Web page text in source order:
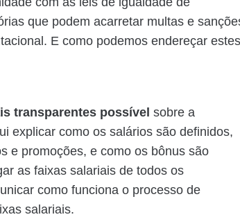
que podem acarretar multas e
E como podemos endereçar estes
transparentes possível sobre a
explicar como os salários são definidos,
e promoções, e como os bônus são
as faixas salariais de todos os
como funciona o processo de
salariais.